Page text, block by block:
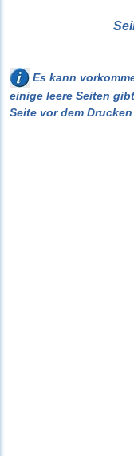
Es kann
einige leere Seiten
Seite vor dem